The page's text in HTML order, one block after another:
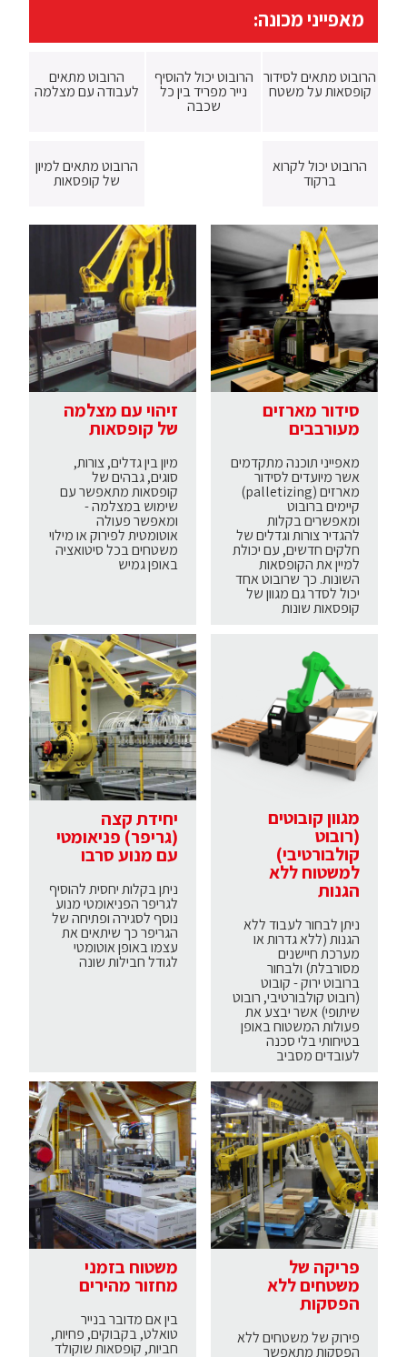
מאפייני מכונה:
הרובוט מתאים לסידור
קופסאות על משטח
הרובוט יכול להוסיף
נייר מפריד בין כל
שכבה
הרובוט מתאים
לעבודה עם מצלמה
הרובוט יכול לקרוא
ברקוד
הרובוט מתאים למיון
של קופסאות
סידור מארזים
מעורבבים
מאפייני תוכנה מתקדמים
אשר מיועדים לסידור
מארזים (palletizing)
קיימים ברובוט
ומאפשרים בקלות
להגדיר צורות וגדלים של
חלקים חדשים, עם יכולת
למיין את הקופסאות
השונות. כך שרובוט אחד
יכול לסדר גם מגוון של
קופסאות שונות
זיהוי עם מצלמה
של קופסאות
מיון בין גדלים, צורות,
סוגים, גבהים של
קופסאות מתאפשר עם
שימוש במצלמה -
ומאפשר פעולה
אוטומטית לפירוק או מילוי
משטחים בכל סיטואציה
באופן גמיש
מגוון קובוטים
(רובוט
קולבורטיבי)
למשטוח ללא
הגנות
ניתן לבחור לעבוד ללא
הגנות (ללא גדרות או
מערכת חיישנים
מסורבלת) ולבחור
ברובוט ירוק - קובוט
(רובוט קולבורטיבי, רובוט
שיתופי) אשר יבצע את
פעולות המשטוח באופן
בטיחותי בלי סכנה
לעובדים מסביב
יחידת קצה
(גריפר) פניאומטי
עם מנוע סרבו
ניתן בקלות יחסית להוסיף
לגריפר הפניאומטי מנוע
נוסף לסגירה ופתיחה של
הגריפר כך שיתאים את
עצמו באופן אוטומטי
לגודל חבילות שונה
פריקה של
משטחים ללא
הפסקות
פירוק של משטחים ללא
הפסקות מתאפשר
משטוח בזמני
מחזור מהירים
בין אם מדובר בנייר
טואלט, בקבוקים, פחיות,
חביות, קופסאות שוקולד